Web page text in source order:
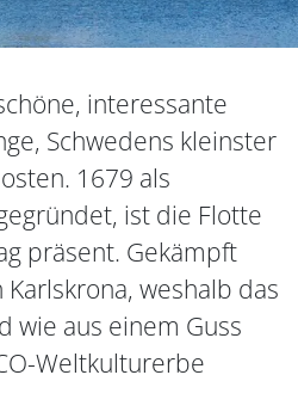
interessante
Schwedens kleinster
1679 als
ist die Flotte
präsent. Gekämpft
weshalb das
wie aus einem Guss
Weltkulturerbe